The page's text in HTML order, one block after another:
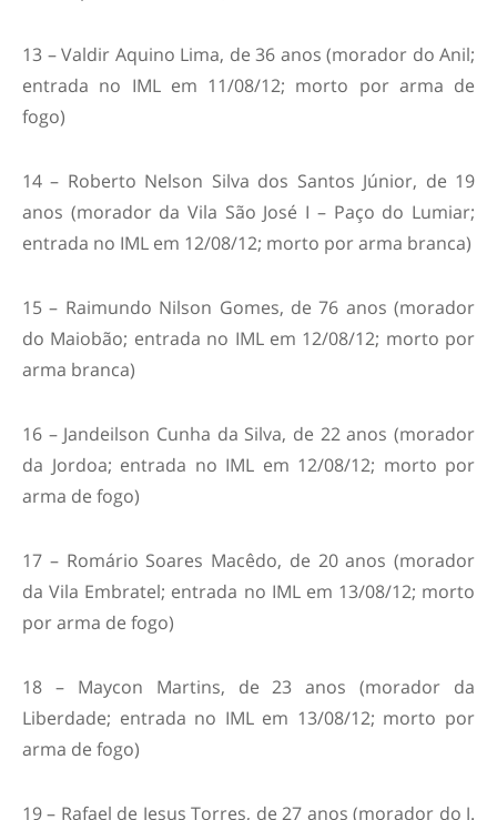
13 – Valdir Aquino Lima, de 36 anos (morador do Anil;
entrada no IML em 11/08/12; morto por arma de
fogo)
14 – Roberto Nelson Silva dos Santos Júnior, de 19
anos (morador da Vila São José I – Paço do Lumiar;
entrada no IML em 12/08/12; morto por arma branca)
15 – Raimundo Nilson Gomes, de 76 anos (morador
do Maiobão; entrada no IML em 12/08/12; morto por
arma branca)
16 – Jandeilson Cunha da Silva, de 22 anos (morador
da Jordoa; entrada no IML em 12/08/12; morto por
arma de fogo)
17 – Romário Soares Macêdo, de 20 anos (morador
da Vila Embratel; entrada no IML em 13/08/12; morto
por arma de fogo)
18 – Maycon Martins, de 23 anos (morador da
Liberdade; entrada no IML em 13/08/12; morto por
arma de fogo)
19 – Rafael de Jesus Torres, de 27 anos (morador do J.